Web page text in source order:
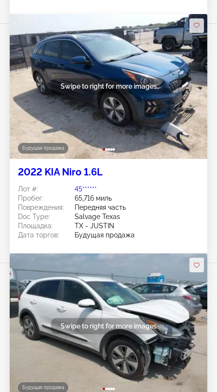
Будущая продажа
Swipe to right for more images
2022 KIA Niro 1.6L
Лот #:
45******
Пробег:
65,716 миль
Повреждения:
Передняя часть
Doc Type:
Salvage Texas
Площадка:
TX - JUSTIN
Дата торгов:
Будущая продажа
Будущая продажа
Swipe to right for more images